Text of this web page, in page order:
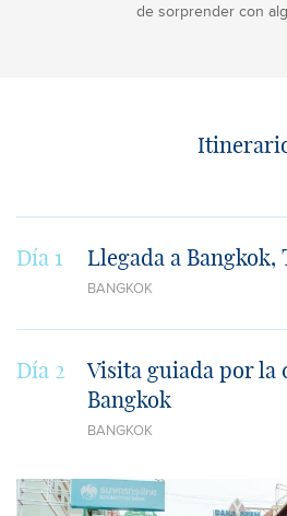
de sorprender con
Día 1 Llegada a Bangkok,
BANGKOK
Día 2
Visita guiada por la
Bangkok
BANGKOK